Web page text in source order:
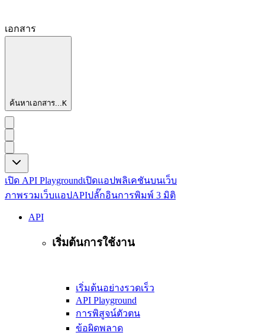
เอกสาร
ค้นหาเอกสาร...K
เปิด API Playgroundเปิดแอปพลิเคชันบนเว็บ
ภาพรวมเว็บแอปAPIปลั๊กอินการพิมพ์ 3 มิติ
API
เริ่มต้นการใช้งาน
เริ่มต้นอย่างรวดเร็ว
API Playground
การพิสูจน์ตัวตน
ข้อผิดพลาด